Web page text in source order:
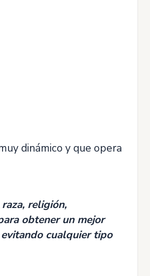
dinámico y que opera
religión,
obtener un mejor
cualquier tipo